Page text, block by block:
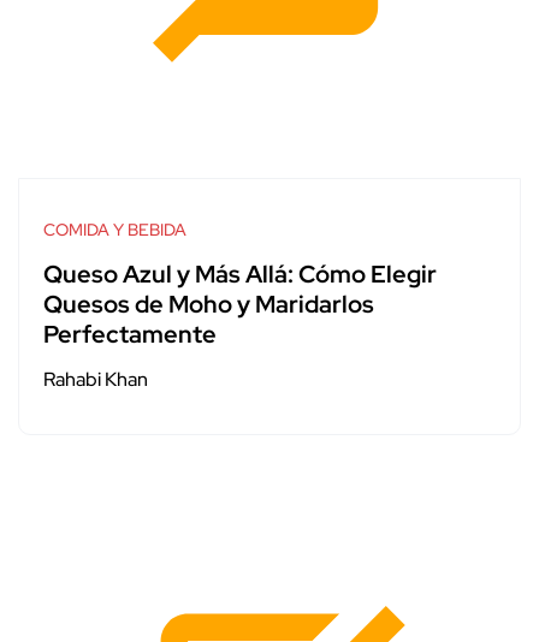
COMIDA Y BEBIDA
Queso Azul y Más Allá: Cómo Elegir
Quesos de Moho y Maridarlos
Perfectamente
Rahabi Khan